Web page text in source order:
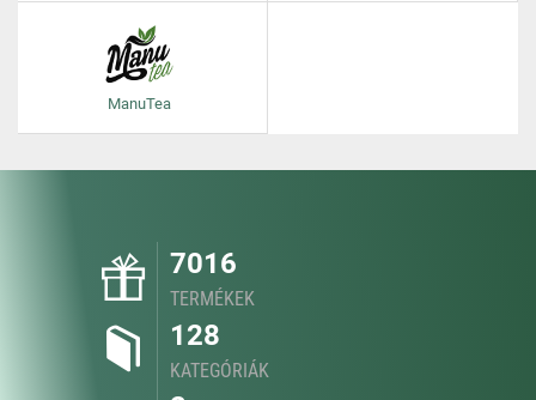
ManuTea
7016
TERMÉKEK
128
KATEGÓRIÁK